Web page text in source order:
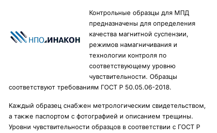
Контрольные образцы для МПД
предназначены для определения
качества магнитной суспензии,
режимов намагничивания и
технологии контроля по
соответствующему уровню
чувствительности. Образцы
соответствуют требованиям ГОСТ Р 50.05.06-2018.
Каждый образец снабжен метрологическим свидетельством,
а также паспортом с фотографией и описанием трещины.
Уровни чувствительности образцов в соответствии с ГОСТ Р